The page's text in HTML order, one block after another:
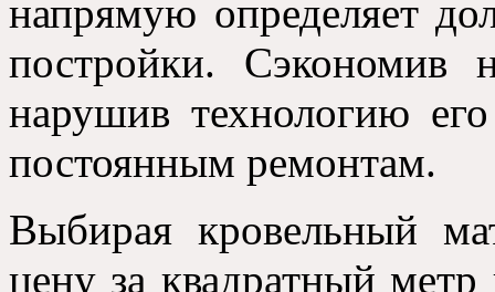
напрямую определяет
постройки. Сэкономив
нарушив технологию
постоянным ремонтам.
Выбирая кровельный
цену за квадратный